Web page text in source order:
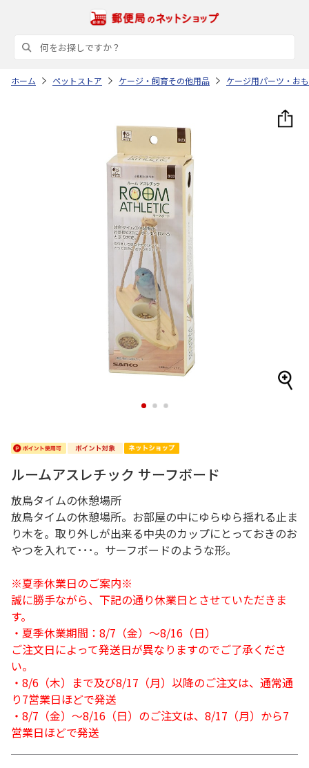
ホーム ペットストア ケージ・飼育その他用品 ケージ用パーツ・お
1 2 3
ルームアスレチック サーフボード
放鳥タイムの休憩場所
放鳥タイムの休憩場所。お部屋の中にゆらゆら揺れる止ま
り木を。取り外しが出来る中央のカップにとっておきのお
やつを入れて･･･。サーフボードのような形。
※夏季休業日のご案内※
誠に勝手ながら、下記の通り休業日とさせていただきま
す。
・夏季休業期間：8/7（金）～8/16（日）
ご注文日によって発送日が異なりますのでご了承くださ
い。
・8/6（木）まで及び8/17（月）以降のご注文は、通常通
り7営業日ほどで発送
・8/7（金）～8/16（日）のご注文は、8/17（月）から7
営業日ほどで発送